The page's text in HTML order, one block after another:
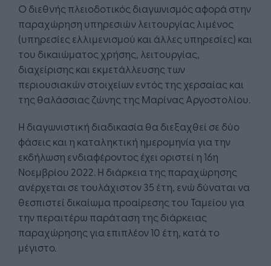
Ο διεθνής πλειοδοτικός διαγωνισμός αφορά στην
παραχώρηση υπηρεσιών λειτουργίας λιμένος
(υπηρεσίες ελλιμενισμού και άλλες υπηρεσίες) και
του δικαιώματος χρήσης, λειτουργίας,
διαχείρισης και εκμετάλλευσης των
περιουσιακών στοιχείων εντός της χερσαίας και
της θαλάσσιας ζώνης της Μαρίνας Αργοστολίου.
Η διαγωνιστική διαδικασία θα διεξαχθεί σε δύο
φάσεις και η καταληκτική ημερομηνία για την
εκδήλωση ενδιαφέροντος έχει οριστεί η 16η
Νοεμβρίου 2022. Η διάρκεια της παραχώρησης
ανέρχεται σε τουλάχιστον 35 έτη, ενώ δύναται να
θεσπιστεί δικαίωμα προαίρεσης του Ταμείου για
την περαιτέρω παράταση της διάρκειας
παραχώρησης για επιπλέον 10 έτη, κατά το
μέγιστο.